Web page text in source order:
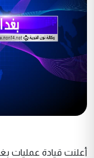
أعلنت قيادة عمليات